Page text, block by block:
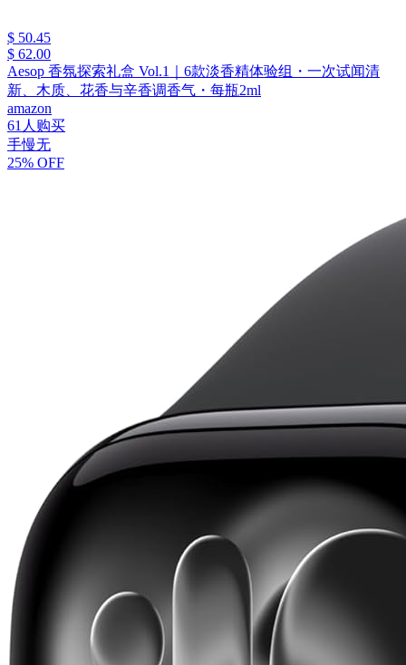
$ 50.45
$ 62.00
Aesop 香氛探索礼盒 Vol.1｜6款淡香精体验组・一次试闻清
新、木质、花香与辛香调香气・每瓶2ml
amazon
61人购买
手慢无
25% OFF